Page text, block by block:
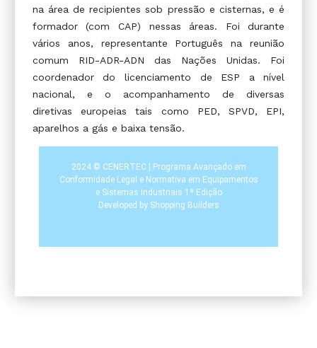
na área de recipientes sob pressão e cisternas, e é
formador (com CAP) nessas áreas. Foi durante
vários anos, representante Português na reunião
comum RID-ADR-ADN das Nações Unidas. Foi
coordenador do licenciamento de ESP a nível
nacional, e o acompanhamento de diversas
diretivas europeias tais como PED, SPVD, EPI,
aparelhos a gás e baixa tensão.
2024 © CENERTEC | Programa Avançado em
Conformidade Legal e Normativa em Equipamentos
e Sistemas Industriais 1ª Edição
Developed by Shopping Builders